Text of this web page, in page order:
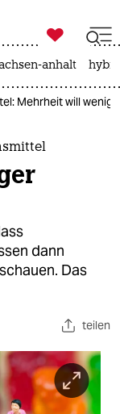

taz zahl ich
anhalt
Mehrheit will
dann
Das
teilen